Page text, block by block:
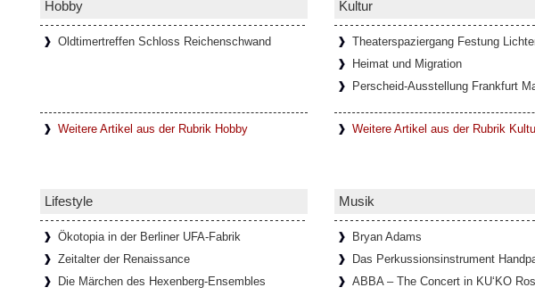
Ponte del Diavolo - Teufelsbrücke in Lanzo Torinese
In einem kleinen Ort mit dem Namen Lanzo Torinese, mit nur 5.000
Diavolo, die [Weiterlesen...]
Um Schloss Köpenick rankt sich eine lange und abenteuerliche
ehemalige Burg auf der Schlossinsel, mit ihren markanten
ausgezeichnete
[Weiterlesen...]
Hobby
Oldtimertreffen Schloss Reichenschwand
Weitere Artikel aus der Rubrik Hobby
Kultur
Theaterspaziergang Festung
Heimat und Migration
Perscheid-Ausstellung Frankfurt
Weitere Artikel aus der Rubrik
Lifestyle
Ökotopia in der Berliner UFA-Fabrik
Zeitalter der Renaissance
Die Märchen des Hexenberg-Ensembles
Musik
Bryan Adams
Das Perkussionsinstrument
ABBA – The Concert in KU‘KO